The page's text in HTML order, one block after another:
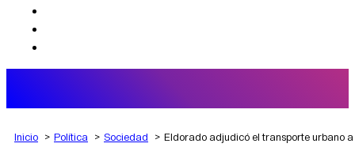
Inicio Política Sociedad Eldorado adjudicó el transporte urbano a